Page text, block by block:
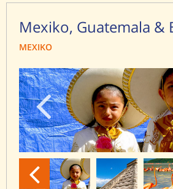
Mexiko, Guatemala &
MEXIKO